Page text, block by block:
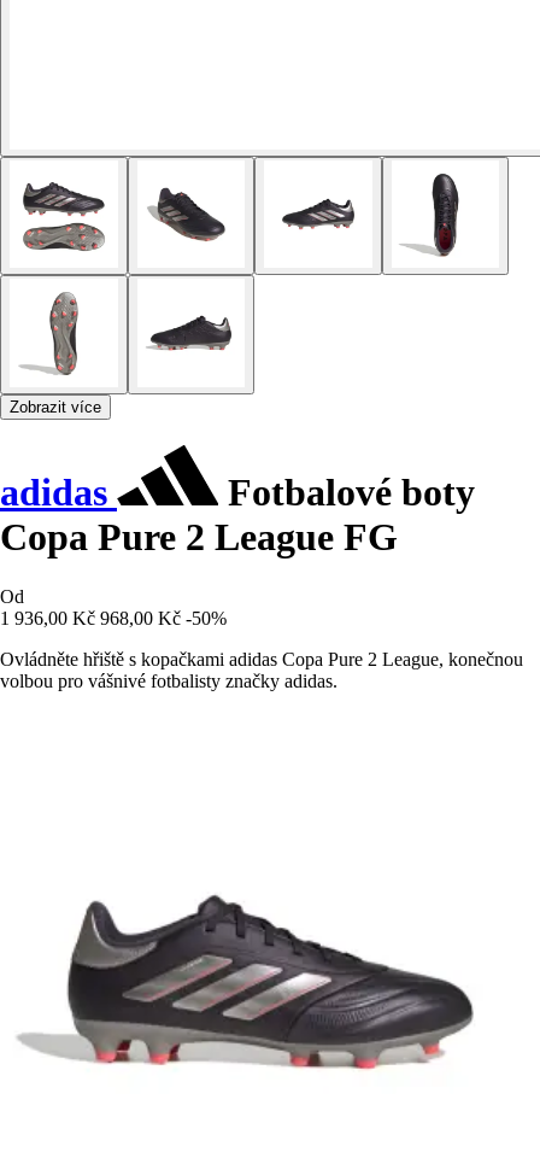
Zobrazit více
adidas
Fotbalové boty
Copa Pure 2 League FG
Od
1 936,00 Kč 968,00 Kč -50%
Ovládněte hřiště s kopačkami adidas Copa Pure 2 League, konečnou
volbou pro vášnivé fotbalisty značky adidas.